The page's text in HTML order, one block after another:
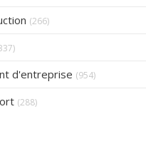
(266)Articles Count
Articles Count
d'entreprise (954)Articles Count
(288)Articles Count